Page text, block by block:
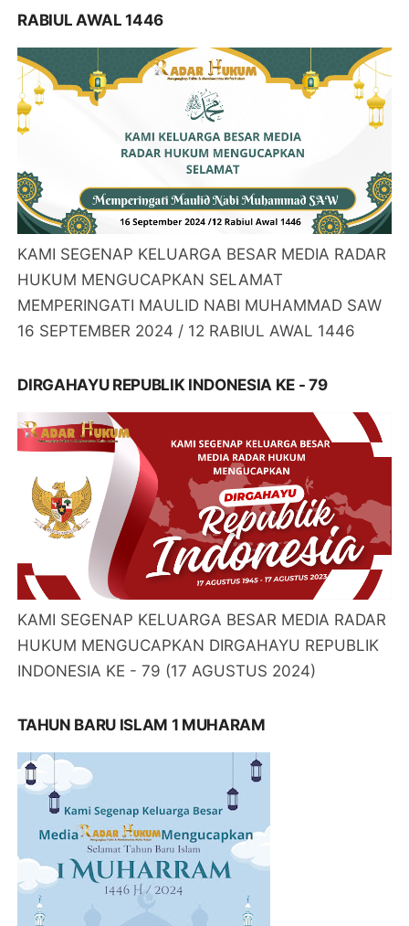
RABIUL AWAL 1446
KAMI SEGENAP KELUARGA BESAR MEDIA RADAR
HUKUM MENGUCAPKAN SELAMAT
MEMPERINGATI MAULID NABI MUHAMMAD SAW
16 SEPTEMBER 2024 / 12 RABIUL AWAL 1446
DIRGAHAYU REPUBLIK INDONESIA KE - 79
KAMI SEGENAP KELUARGA BESAR MEDIA RADAR
HUKUM MENGUCAPKAN DIRGAHAYU REPUBLIK
INDONESIA KE - 79 (17 AGUSTUS 2024)
TAHUN BARU ISLAM 1 MUHARAM